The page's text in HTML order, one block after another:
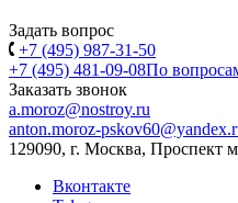
Задать вопрос
+7 (495) 987-31-50
+7 (495) 481-09-08По
Заказать звонок
a.moroz@nostroy.ru
anton.moroz-
129090, г. Москва, Проспект
Вконтакте